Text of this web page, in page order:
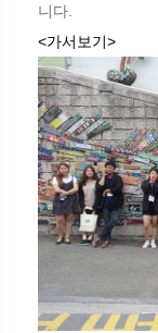
니다.
<가서보기>